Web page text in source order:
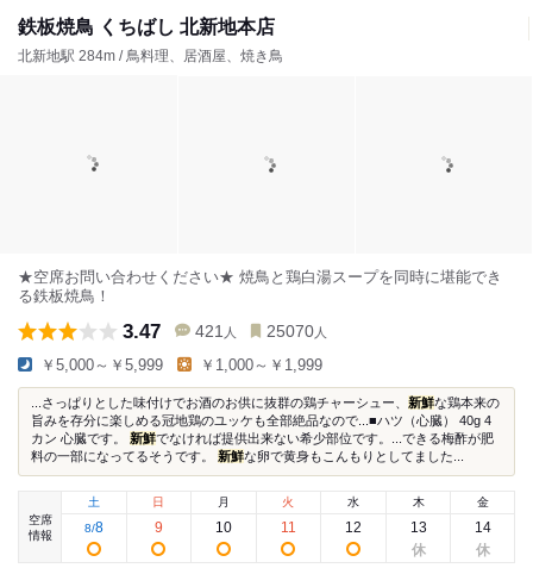
鉄板焼鳥 くちばし 北新地本店
北新地駅 284m / 鳥料理、居酒屋、焼き鳥
★空席お問い合わせください★ 焼鳥と鶏白湯スープを同時に堪能でき
る鉄板焼鳥！
3.47 421 人 25070 人
￥5,000～￥5,999 ￥1,000～￥1,999
...さっぱりとした味付けでお酒のお供に抜群の鶏チャーシュー、 新鮮な鶏本来の
旨みを存分に楽しめる冠地鶏のユッケも全部絶品なので...■ハツ（心臓） 40g 4
カン 心臓です。 新鮮でなければ提供出来ない希少部位です。...できる梅酢が肥
料の一部になってるそうです。 新鮮な卵で黄身もこんもりとしてました...
空席
情報
土
8/8
日
9
月
10
火
11
水
12
木
13
金
14